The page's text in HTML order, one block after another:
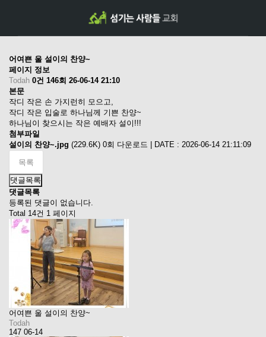
어여쁜 울 설이의 찬양~
페이지 정보
Todah 0건 146회 26-06-14 21:10
본문
작디 작은 손 가지런히 모으고,
작디 작은 입술로 하나님께 기쁜 찬양~
하나님이 찾으시는 작은 예배자 설이!!!
첨부파일
설이의 찬양~.jpg (229.6K) 0회 다운로드 | DATE : 2026-06-14 21:11:09
목록
댓글목록
댓글목록
등록된 댓글이 없습니다.
Total 14건 1 페이지
어여쁜 울 설이의 찬양~
Todah
147 06-14